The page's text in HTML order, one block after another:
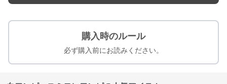
購入時のルール
必ず購入前にお読みください。